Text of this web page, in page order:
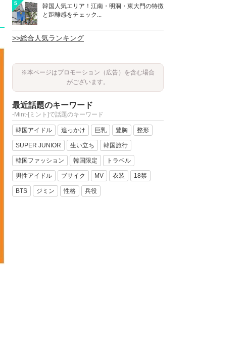
5
韓国人気エリア！江南・明洞・東大門の特徴
と距離感をチェック...
>>総合人気ランキング
※本ページはプロモーション（広告）を含む場合
がございます。
最近話題のキーワード
-Mint-[ミント]で話題のキーワード
韓国アイドル 追っかけ 巨乳 豊胸 整形
SUPER JUNIOR 生い立ち 韓国旅行
韓国ファッション 韓国限定 トラベル
男性アイドル ブサイク MV 衣装 18禁
BTS ジミン 性格 兵役